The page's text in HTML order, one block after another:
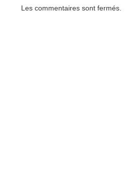
Les commentaires sont fermés.